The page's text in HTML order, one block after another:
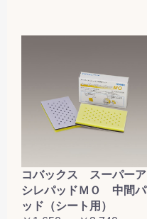
コバックス スーパーア
シレパッドＭＯ 中間パ
ッド（シート用）